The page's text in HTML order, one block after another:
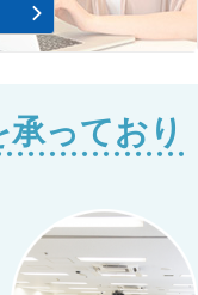
っており